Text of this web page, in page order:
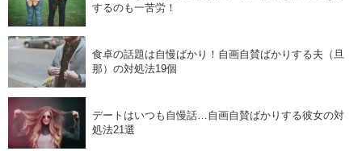
するのも一苦労！
食卓の話題は自慢ばかり！自画自賛ばかりする夫（旦
那）の対処法19個
デートはいつも自慢話…自画自賛ばかりする彼女の対
処法21選